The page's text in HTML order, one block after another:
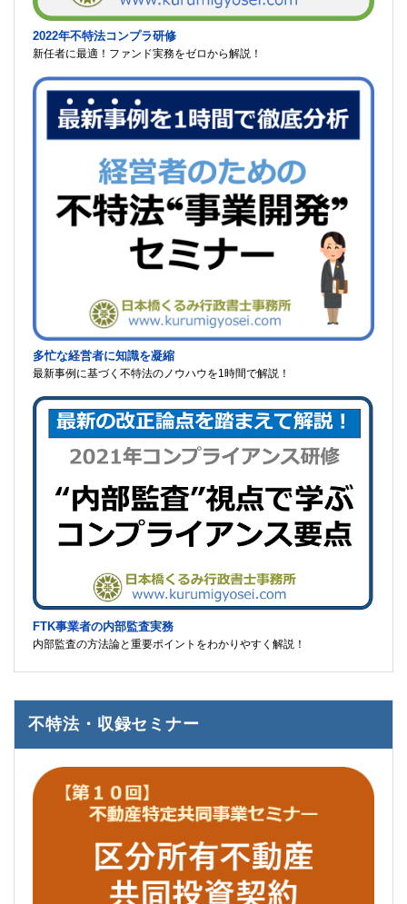
2022年不特法コンプラ研修
新任者に最適！ファンド実務をゼロから解説！
多忙な経営者に知識を凝縮
最新事例に基づく不特法のノウハウを1時間で解説！
FTK事業者の内部監査実務
内部監査の方法論と重要ポイントをわかりやすく解説！
不特法・収録セミナー